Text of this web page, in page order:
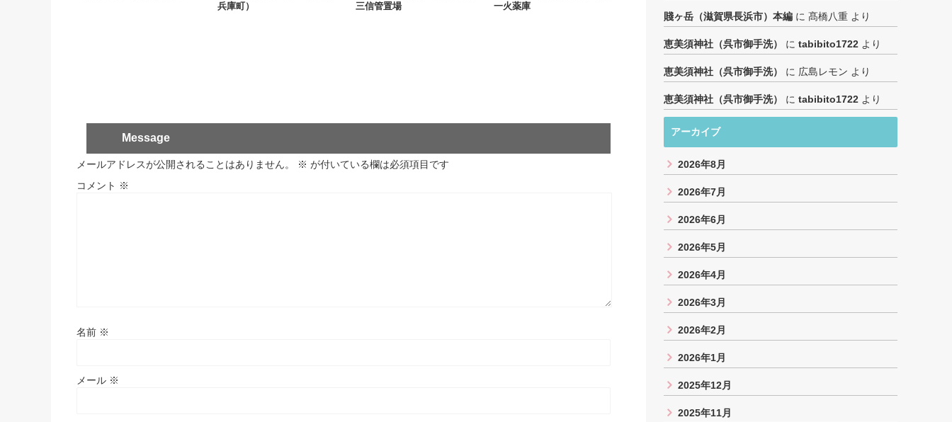
兵庫町）
三信管置場
一火薬庫
Message
メールアドレスが公開されることはありません。 ※ が付いている欄は必須項目です
コメント ※
名前 ※
メール ※
賤ヶ岳（滋賀県長浜市）本編 に 髙橋八重 より
恵美須神社（呉市御手洗） に tabibito1722 より
恵美須神社（呉市御手洗） に 広島レモン より
恵美須神社（呉市御手洗） に tabibito1722 より
アーカイブ
2026年8月
2026年7月
2026年6月
2026年5月
2026年4月
2026年3月
2026年2月
2026年1月
2025年12月
2025年11月